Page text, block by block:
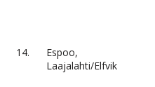
14.
Espoo,
Laajalahti/Elfvik